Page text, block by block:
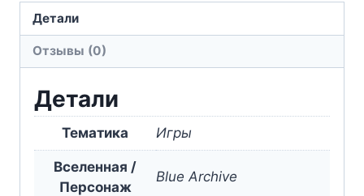
Archive
Miyu
Kasumizawa
Детали
Отзывы (0)
Детали
Тематика Игры
Вселенная /
Персонаж
Blue Archive